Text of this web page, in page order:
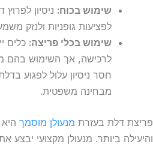
שימוש בכוח: ניסיון
לפציעות גופניות ולנזק
שימוש בכלי פריצה: כלים
לרכישה, אך השימוש בהם
חסר ניסיון עלול לפגוע
מבחינה משפטית.
פריצת דלת בעזרת מנעולן מוסמך
והיעילה ביותר. מנעולן מקצועי יבצע